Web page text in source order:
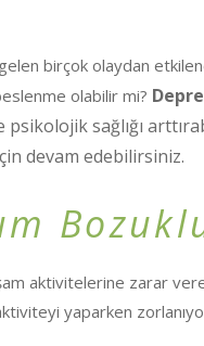
gelen birçok olaydan
olabilir mi?
sağlığı
devam edebilirsiniz.
aktivitelerine zarar
aktiviteyi yaparken